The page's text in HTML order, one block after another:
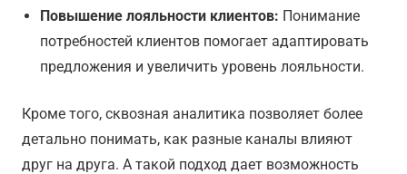
Повышение лояльности клиентов: Понимание
потребностей клиентов помогает адаптировать
предложения и увеличить уровень лояльности.
Кроме того, сквозная аналитика позволяет более
детально понимать, как разные каналы влияют
друг на друга. А такой подход дает возможность